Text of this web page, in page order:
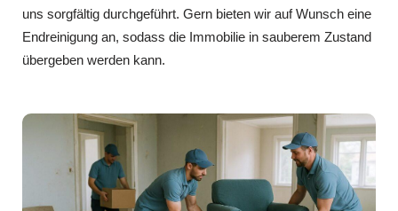
uns sorgfältig durchgeführt. Gern bieten wir auf Wunsch eine
Endreinigung an, sodass die Immobilie in sauberem Zustand
übergeben werden kann.